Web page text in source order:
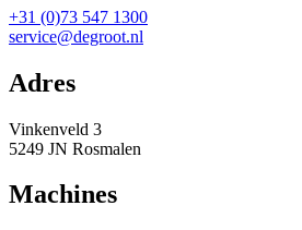
+31 (0)73 547 1300
service@degroot.nl
Adres
Vinkenveld 3
5249 JN Rosmalen
Machines